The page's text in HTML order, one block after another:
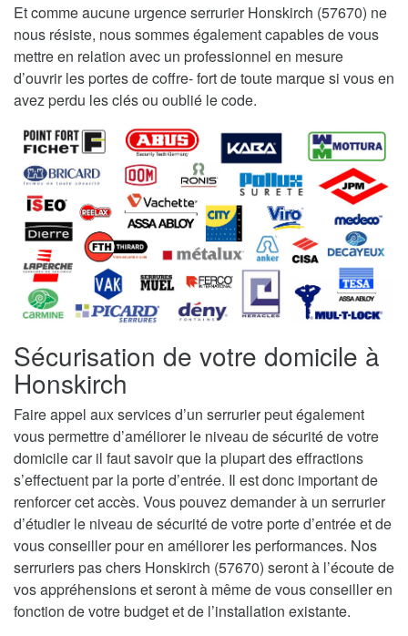
Et comme aucune urgence serrurier Honskirch (57670) ne
nous résiste, nous sommes également capables de vous
mettre en relation avec un professionnel en mesure
d’ouvrir les portes de coffre- fort de toute marque si vous en
avez perdu les clés ou oublié le code.
Sécurisation de votre domicile à
Honskirch
Faire appel aux services d’un serrurier peut également
vous permettre d’améliorer le niveau de sécurité de votre
domicile car il faut savoir que la plupart des effractions
s’effectuent par la porte d’entrée. Il est donc important de
renforcer cet accès. Vous pouvez demander à un serrurier
d’étudier le niveau de sécurité de votre porte d’entrée et de
vous conseiller pour en améliorer les performances. Nos
serruriers pas chers Honskirch (57670) seront à l’écoute de
vos appréhensions et seront à même de vous conseiller en
fonction de votre budget et de l’installation existante.